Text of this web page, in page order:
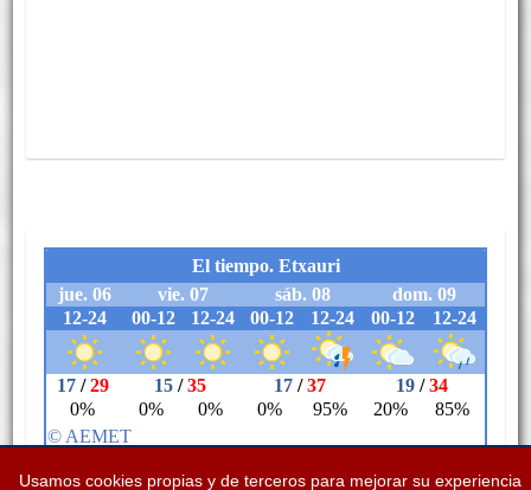
Usamos cookies propias y de terceros para mejorar su experiencia